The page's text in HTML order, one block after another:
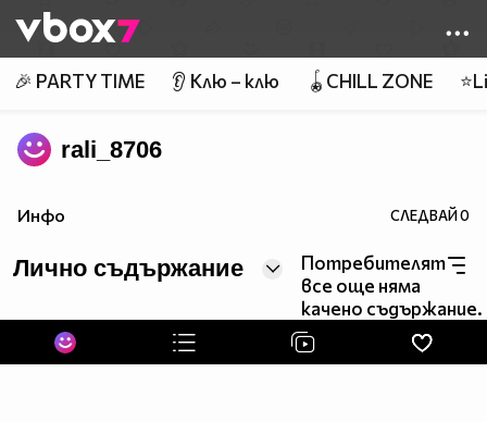
👾
🎉 PARTY TIME 👂 Клю – клю 🪀CHILL ZONE
rali_8706
Инфо СЛЕДВАЙ0
Лично съдържание
Потребителят
все още няма
качено съдържание.